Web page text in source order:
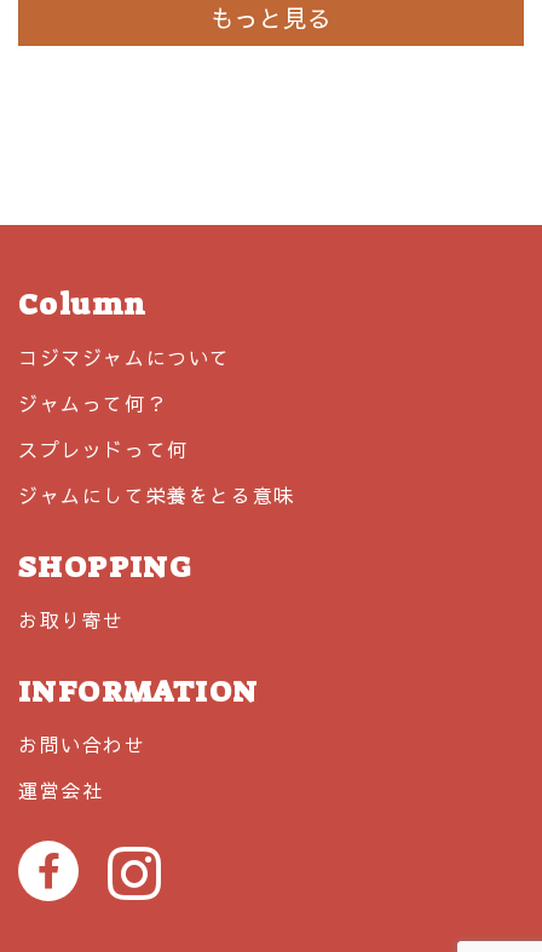
もっと見る
Column
コジマジャムについて
ジャムって何？
スプレッドって何
ジャムにして栄養をとる意味
SHOPPING
お取り寄せ
INFORMATION
お問い合わせ
運営会社